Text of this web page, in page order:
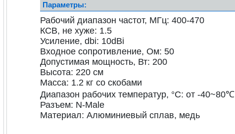
Параметры:
Рабочий диапазон частот, МГц: 400-470
КСВ, не хуже: 1.5
Усиление, dbi: 10dBi
Входное сопротивление, Ом: 50
Допустимая мощность, Вт: 200
Высота: 220 см
Масса: 1.2 кг со скобами
Диапазон рабочих температур, °С: от -40~80℃
Разъем: N-Male
Материал: Алюминиевый сплав, медь